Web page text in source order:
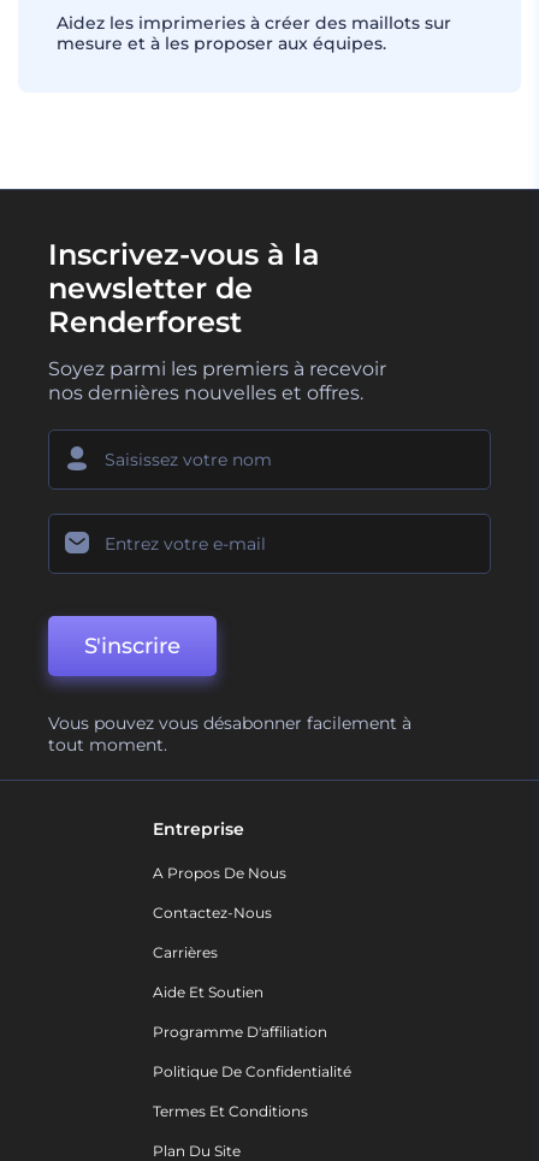
Aidez les imprimeries à créer des maillots sur
mesure et à les proposer aux équipes.
Inscrivez-vous à la
newsletter de
Renderforest
Soyez parmi les premiers à recevoir
nos dernières nouvelles et offres.
S'inscrire
Vous pouvez vous désabonner facilement à
tout moment.
Entreprise
A Propos De Nous
Contactez-Nous
Carrières
Aide Et Soutien
Programme D'affiliation
Politique De Confidentialité
Termes Et Conditions
Plan Du Site